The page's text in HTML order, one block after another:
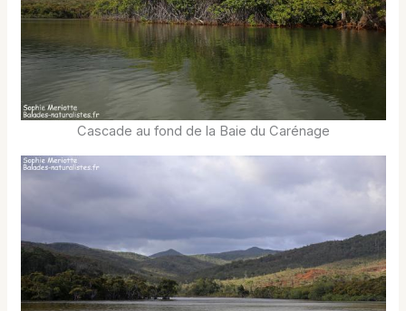
Cascade au fond de la Baie du Carénage